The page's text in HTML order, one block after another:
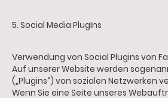
5. Social Media PlugIns
Verwendung von Social Plugins von
Auf unserer Website werden
(„Plugins“) von sozialen Netzwerken
Wenn Sie eine Seite unseres